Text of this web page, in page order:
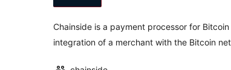
Chainside is a payment processor for
integration of a merchant with the Bitcoin